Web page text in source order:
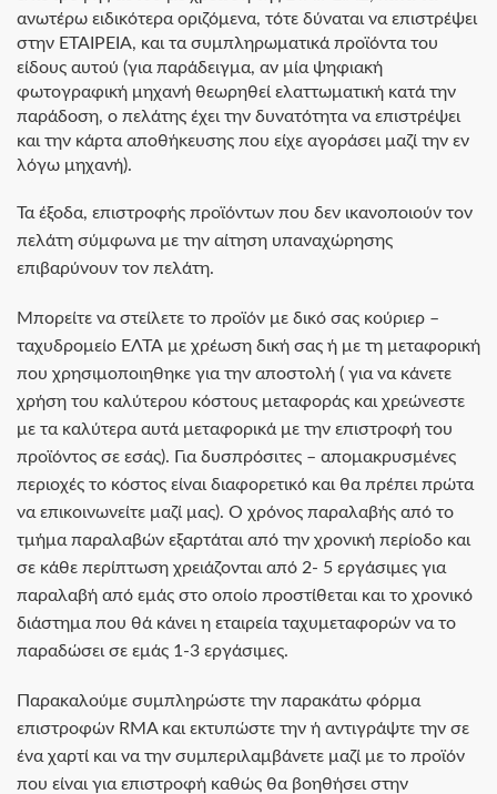
ανωτέρω ειδικότερα οριζόμενα, τότε δύναται να επιστρέψει
στην ΕΤΑΙΡΕΙΑ, και τα συμπληρωματικά προϊόντα του
είδους αυτού (για παράδειγμα, αν μία ψηφιακή
φωτογραφική μηχανή θεωρηθεί ελαττωματική κατά την
παράδοση, ο πελάτης έχει την δυνατότητα να επιστρέψει
και την κάρτα αποθήκευσης που είχε αγοράσει μαζί την εν
λόγω μηχανή).
Τα έξοδα, επιστροφής προϊόντων που δεν ικανοποιούν τον
πελάτη σύμφωνα με την αίτηση υπαναχώρησης
επιβαρύνουν τον πελάτη.
Μπορείτε να στείλετε το προϊόν με δικό σας κούριερ –
ταχυδρομείο ΕΛΤΑ με χρέωση δική σας ή με τη μεταφορική
που χρησιμοποιηθηκε για την αποστολή ( για να κάνετε
χρήση του καλύτερου κόστους μεταφοράς και χρεώνεστε
με τα καλύτερα αυτά μεταφορικά με την επιστροφή του
προϊόντος σε εσάς). Για δυσπρόσιτες – απομακρυσμένες
περιοχές το κόστος είναι διαφορετικό και θα πρέπει πρώτα
να επικοινωνείτε μαζί μας). Ο χρόνος παραλαβής από το
τμήμα παραλαβών εξαρτάται από την χρονική περίοδο και
σε κάθε περίπτωση χρειάζονται από 2- 5 εργάσιμες για
παραλαβή από εμάς στο οποίο προστίθεται και το χρονικό
διάστημα που θά κάνει η εταιρεία ταχυμεταφορών να το
παραδώσει σε εμάς 1-3 εργάσιμες.
Παρακαλούμε συμπληρώστε την παρακάτω φόρμα
επιστροφών RMA και εκτυπώστε την ή αντιγράψτε την σε
ένα χαρτί και να την συμπεριλαμβάνετε μαζί με το προϊόν
που είναι για επιστροφή καθώς θα βοηθήσει στην